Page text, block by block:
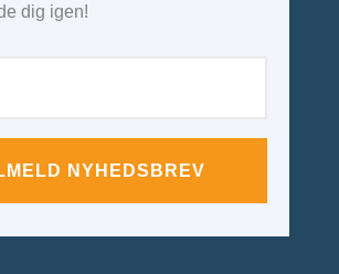
dig igen!
NYHEDSBREV